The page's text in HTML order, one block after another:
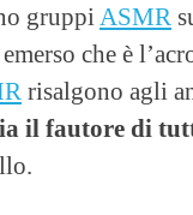
gruppi ASMR
che è
risalgono agli
il fautore di